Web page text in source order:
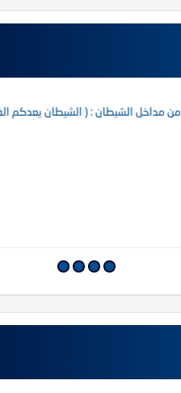
من مداخل الشيطان : ( الشيطان يعدكم